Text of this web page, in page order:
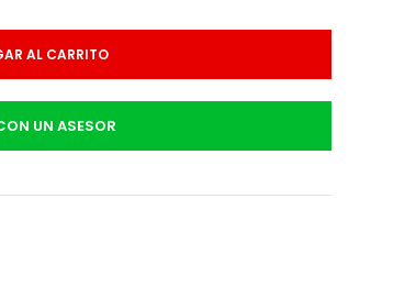
AL CARRITO
UN ASESOR